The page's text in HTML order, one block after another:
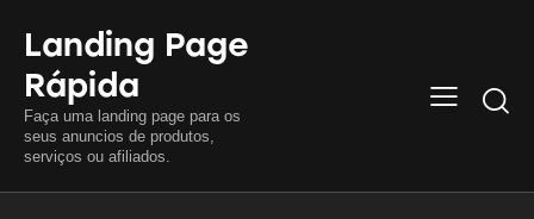
Landing Page
Rápida
Faça uma landing page para os
seus anuncios de produtos,
serviços ou afiliados.